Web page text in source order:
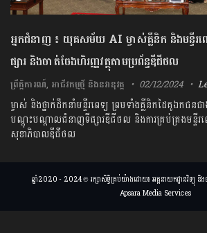
អ្នកជំនាញ ៖ យុគសម័យ AI ម្ចាស់គ្លីនិក និងមន្ទីរព
ផ្សារ និងចាត់ចែងហិរញ្ញវត្ថុតាមប្រព័ន្ធឌីជីថល
ព្រឹត្តិការណ៍, អាជីវកម្មថ្មី និងនវានុវត្ត 02/12/2024
ម្ចាស់ និងថ្នាក់ដឹកនាំមន្ទីរពេទ្យ ព្រមទាំងគ្លីនិកដៃគូឯកជ
បណ្តុះបណ្តាលជំនាញទីផ្សារឌីជីថល និងការគ្រប់គ្រងមន្ទីរព
សុខាភិបាលឌីជីថល
ឆ្នាំ2020 - 2024 © រក្សាសិទ្ធិគ្រប់យ៉ាងដោយ៖ អគ្គនាយកដ្ឋានវិទ្យុ និ
Apsara Media Services